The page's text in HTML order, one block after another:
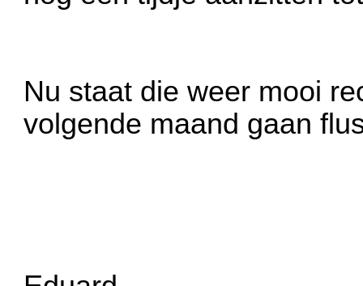
Nu staat die weer mooi
volgende maand gaan